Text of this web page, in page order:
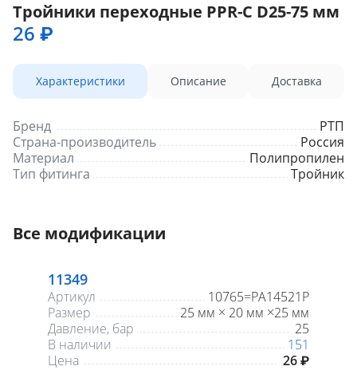
Тройники переходные PPR-C D25-75 мм
26 ₽
Характеристики Описание Доставка
Бренд
РТП
Страна-производитель
Россия
Материал
Полипропилен
Тип фитинга
Тройник
Все модификации
11349
Артикул
10765=РА14521Р
Размер
25 мм × 20 мм ×25 мм
Давление, бар
25
В наличии
151
Цена
26 ₽